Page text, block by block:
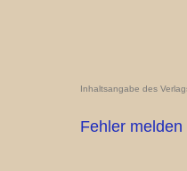
Inhaltsangabe des
Fehler melden